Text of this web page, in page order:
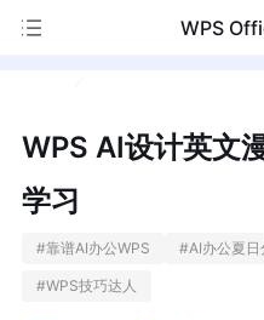
WPS
WPS AI设计英文
学习
#靠谱AI办公WPS #AI办公夏日
#WPS技巧达人